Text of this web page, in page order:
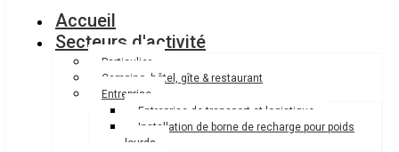
Accueil
Secteurs d'activité
Particulier
Camping, hôtel, gîte & restaurant
Entreprise
Entreprise de transport et logistique
Installation de borne de recharge pour poids
lourds